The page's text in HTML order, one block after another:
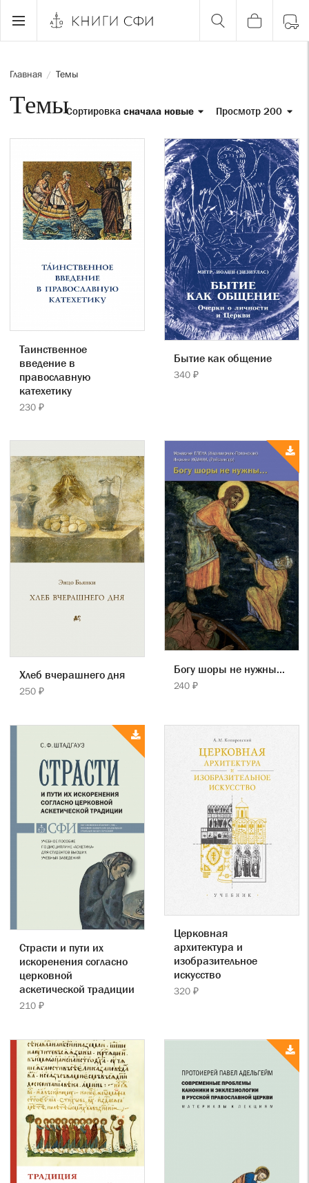
Главная / Темы
Темы Просмотр 200
Сортировка сначала новые
Таинственное
введение в
православную
катехетику
230 ₽
Бытие как общение
340 ₽
Хлеб вчерашнего дня
250 ₽
Богу шоры не нужны...
240 ₽
Страсти и пути их
искоренения согласно
церковной
аскетической традиции
210 ₽
Церковная
архитектура и
изобразительное
искусство
320 ₽